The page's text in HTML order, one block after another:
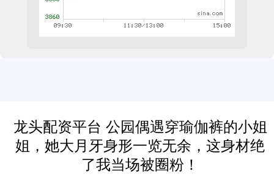
龙头配资平台 公园偶遇穿瑜伽裤的小姐
姐，她大月牙身形一览无余，这身材绝
了我当场被圈粉！